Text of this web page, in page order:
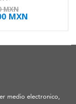
5MXN
MXN
medio electronico,